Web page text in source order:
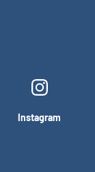
Instagram